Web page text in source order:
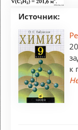
Источник:
к